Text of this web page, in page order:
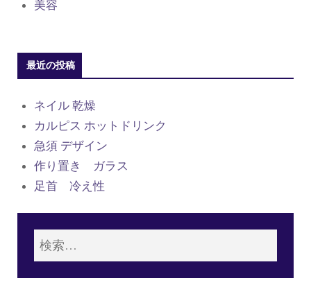
美容
最近の投稿
ネイル 乾燥
カルピス ホットドリンク
急須 デザイン
作り置き ガラス
足首 冷え性